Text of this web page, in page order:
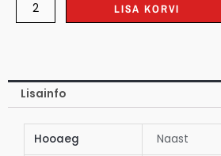
LISA KORVI
Lisainfo
Hooaeg Naast